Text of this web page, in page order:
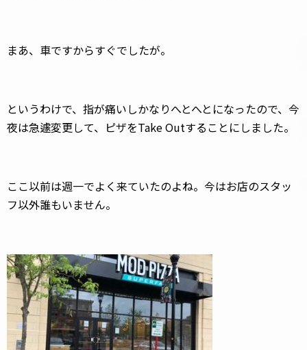
まあ、車ですからすぐでしたが。
というわけで、指が痛いしかなりへとへとになったので、今
夜は急遽変更して、ピザをTake Outすることにしました。
ここ以前は週一でよく来ていたのよね。今はお店のスタッ
フ以外誰もいません。